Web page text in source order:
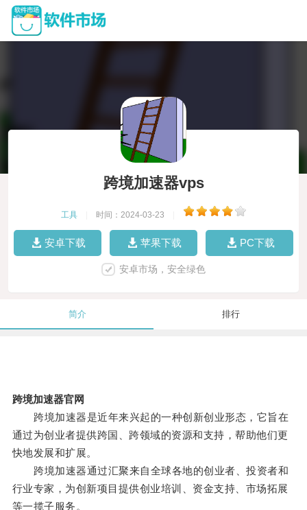
跨境加速器vps
工具 时间：2024-03-23
安卓下载 苹果下载 PC下载
安卓市场，安全绿色
简介 排行
跨境加速器官网
跨境加速器是近年来兴起的一种创新创业形态，它旨在
通过为创业者提供跨国、跨领域的资源和支持，帮助他们更
快地发展和扩展。
跨境加速器通过汇聚来自全球各地的创业者、投资者和
行业专家，为创新项目提供创业培训、资金支持、市场拓展
等一揽子服务。